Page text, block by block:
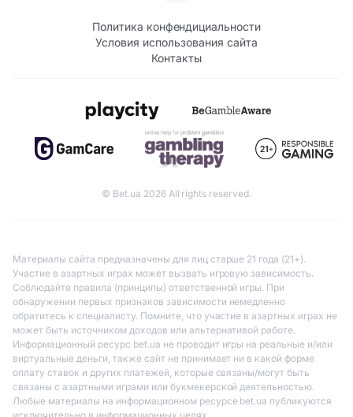
Политика конфендициальности
Условия использования сайта
Контакты
© Bet.ua 2026 All rights reserved.
Материалы сайта предназначены для лиц старше 21 года (21+).
Участие в азартных играх может вызвать игровую зависимость.
Соблюдайте правила (принципы) ответственной игры. При
обнаружении первых признаков зависимости немедленно
обратитесь к специалисту. Помните, что участие в азартных играх не
может быть источником доходов или альтернативой работе.
Информационный ресурс bet.ua не проводит игры на реальные и/или
виртуальные деньги, также сайт не принимает ни в какой форме
оплату ставок и других платежей, которые связаны/могут быть
связаны с азартными играми или букмекерской деятельностью.
Любые материалы на информационном ресурсе bet.ua публикуются